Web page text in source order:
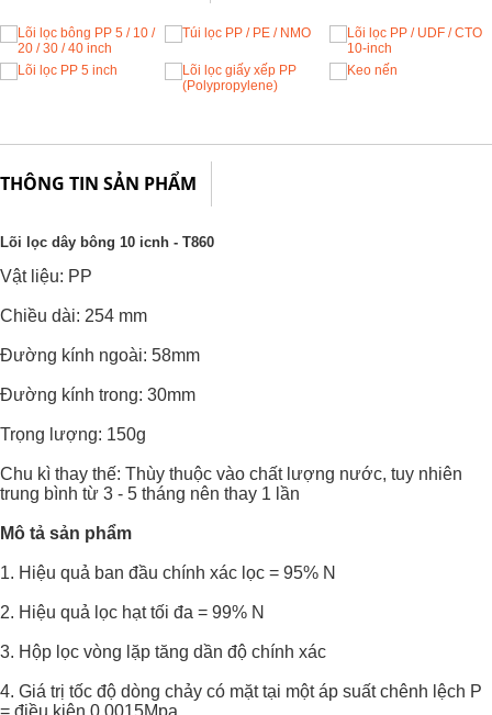
THÔNG TIN SẢN PHẨM
Lõi lọc dây bông 10 icnh - T860
Vật liệu: PP
Chiều dài: 254 mm
Đường kính ngoài: 58mm
Đường kính trong: 30mm
Trọng lượng: 150g
Chu kì thay thế: Thùy thuộc vào chất lượng nước, tuy nhiên
trung bình từ 3 - 5 tháng nên thay 1 lần
Mô tả sản phẩm
1. Hiệu quả ban đầu chính xác lọc = 95% N
2. Hiệu quả lọc hạt tối đa = 99% N
3. Hộp lọc vòng lặp tăng dần độ chính xác
4. Giá trị tốc độ dòng chảy có mặt tại một áp suất chênh lệch P
= điều kiện 0.0015Mpa